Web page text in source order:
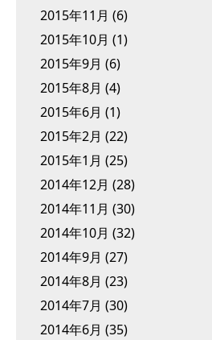
2015年11月 (6)
2015年10月 (1)
2015年9月 (6)
2015年8月 (4)
2015年6月 (1)
2015年2月 (22)
2015年1月 (25)
2014年12月 (28)
2014年11月 (30)
2014年10月 (32)
2014年9月 (27)
2014年8月 (23)
2014年7月 (30)
2014年6月 (35)